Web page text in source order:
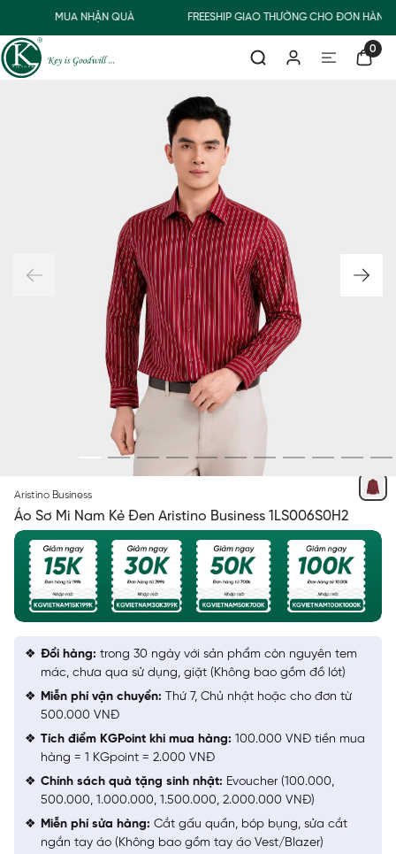
MUA NHẬN QUÀ FREESHIP GIAO THƯỜNG CHO ĐƠN
0
Aristino Business
Áo Sơ Mi Nam Kẻ Đen Aristino Business 1LS006S0H2
Đổi hàng: trong 30 ngày với sản phẩm còn nguyên tem
mác, chưa qua sử dụng, giặt (Không bao gồm đồ lót)
Miễn phí vận chuyển: Thứ 7, Chủ nhật hoặc cho đơn từ
500.000 VNĐ
Tích điểm KGPoint khi mua hàng: 100.000 VNĐ tiền mua
hàng = 1 KGpoint = 2.000 VNĐ
Chính sách quà tặng sinh nhật: Evoucher (100.000,
500.000, 1.000.000, 1.500.000, 2.000.000 VNĐ)
Miễn phí sửa hàng: Cắt gấu quần, bóp bụng, sửa cắt
ngắn tay áo (Không bao gồm tay áo Vest/Blazer)